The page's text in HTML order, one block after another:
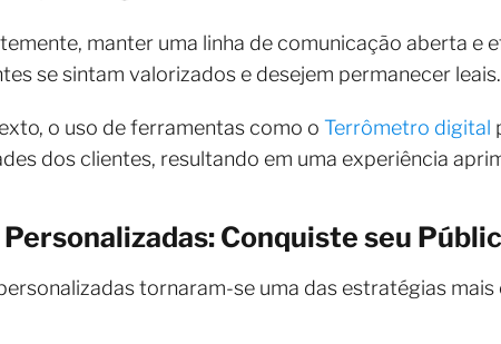
manter uma linha de comunicação aberta
se sintam valorizados e desejem permanecer leais.
o uso de ferramentas como o Terrômetro digital
dos clientes, resultando em uma experiência
Conquiste seu
tornaram-se uma das estratégias